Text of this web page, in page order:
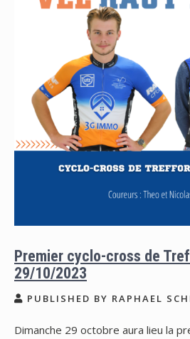
Premier cyclo-cross de
29/10/2023
PUBLISHED BY RAPHAEL
Dimanche 29 octobre aura lieu la